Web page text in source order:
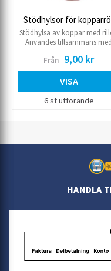
Stödhylsor för
Stödhylsa av koppar med
Användes tillsammans med
Från 9,00 kr
VISA
6 st utförande
HANDLA